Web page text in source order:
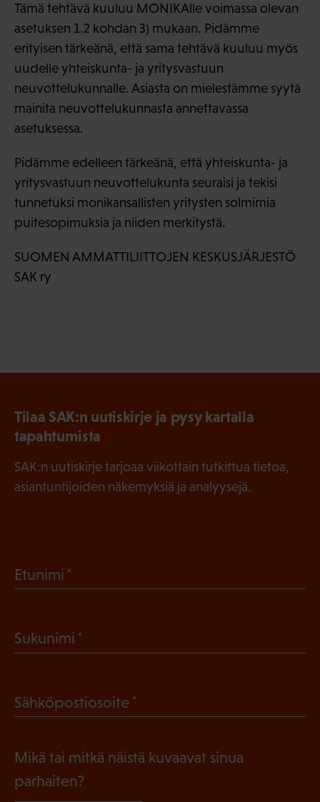
Tämä tehtävä kuuluu MONIKAlle voimassa olevan
asetuksen 1.2 kohdan 3) mukaan. Pidämme
erityisen tärkeänä, että sama tehtävä kuuluu myös
uudelle yhteiskunta- ja yritysvastuun
neuvottelukunnalle. Asiasta on mielestämme syytä
mainita neuvottelukunnasta annettavassa
asetuksessa.
Pidämme edelleen tärkeänä, että yhteiskunta- ja
yritysvastuun neuvottelukunta seuraisi ja tekisi
tunnetuksi monikansallisten yritysten solmimia
puitesopimuksia ja niiden merkitystä.
SUOMEN AMMATTILIITTOJEN KESKUSJÄRJESTÖ
SAK ry
Tilaa SAK:n uutiskirje ja pysy kartalla
tapahtumista
SAK:n uutiskirje tarjoaa viikottain tutkittua tietoa,
asiantuntijoiden näkemyksiä ja analyysejä.
Etunimi
l
n
e
Sukunimi
P
k
l
Sähköpostiosoite
Mikä tai mitkä näistä kuvaavat sinua
parhaiten?